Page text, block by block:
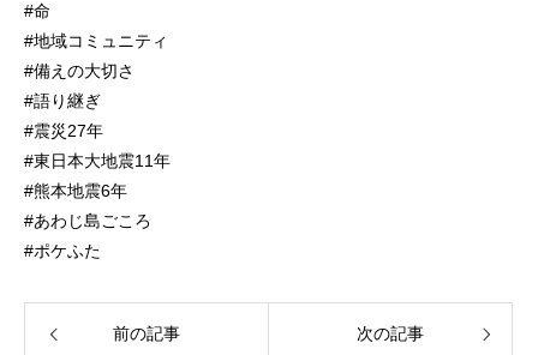
#命
#地域コミュニティ
#備えの大切さ
#語り継ぎ
#震災27年
#東日本大地震11年
#熊本地震6年
#あわじ島ごころ
#ポケふた
前の記事 次の記事